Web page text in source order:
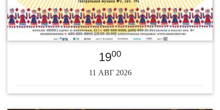
1900
11 АВГ 2026